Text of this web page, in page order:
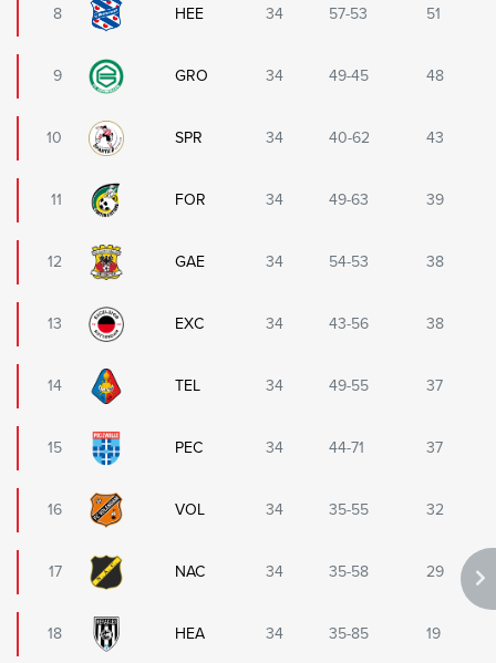
8 HEE 34 57-53 51
9 GRO 34 49-45 48
10 SPR 34 40-62 43
11 FOR 34 49-63 39
12 GAE 34 54-53 38
13 EXC 34 43-56 38
14 TEL 34 49-55 37
15 PEC 34 44-71 37
16 VOL 34 35-55 32
17 NAC 34 35-58 29
18 HEA 34 35-85 19